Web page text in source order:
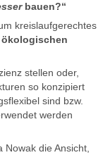
bauen?“
kreislaufgerechtes
ökologischen
stellen oder,
so konzipiert
sind bzw.
werden
Nowak die Ansicht,